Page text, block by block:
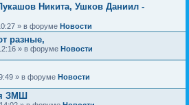
Никита, Ушков Даниил -
» в форуме Новости
разные,
» в форуме Новости
» в форуме Новости
ЗМШ